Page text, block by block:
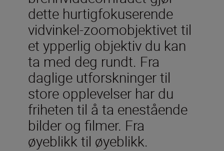
dette hurtigfokuserende
vidvinkel-zoomobjektivet til
et ypperlig objektiv du kan
ta med deg rundt. Fra
daglige utforskninger til
store opplevelser har du
friheten til å ta enestående
bilder og filmer. Fra
øyeblikk til øyeblikk.